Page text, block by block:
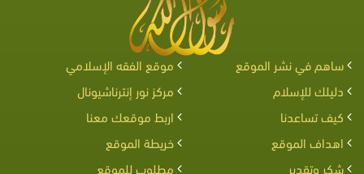
ساهم في نشر الموقع
موقع الفقه الإسلامي
دليلك للإسلام
مركز نور إنترناشيونال
كيف تساعدنا
اربط موقعك معنا
اهداف الموقع
خريطة الموقع
شكر وتقدير
مطلوب للموقع